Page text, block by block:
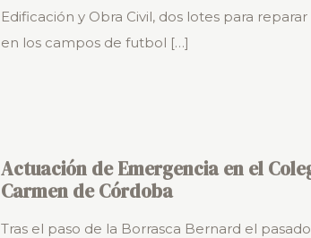
Edificación y Obra Civil, dos lotes para
en los campos de futbol […]
Actuación de Emergencia en el
Carmen de Córdoba
Tras el paso de la Borrasca Bernard el